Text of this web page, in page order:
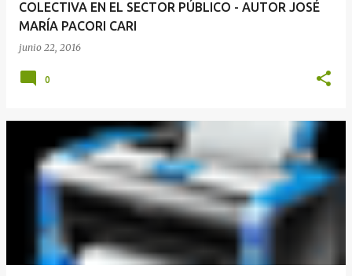
COLECTIVA EN EL SECTOR PÚBLICO - AUTOR JOSÉ
MARÍA PACORI CARI
junio 22, 2016
0